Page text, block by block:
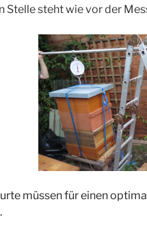
Stelle steht wie vor der